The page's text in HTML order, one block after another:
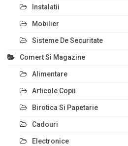
Instalatii
Mobilier
Sisteme De Securitate
Comert Si Magazine
Alimentare
Articole Copii
Birotica Si Papetarie
Cadouri
Electronice